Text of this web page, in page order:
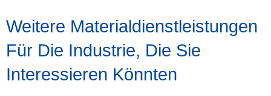
Weitere Materialdienstleistungen
Für Die Industrie, Die Sie
Interessieren Könnten